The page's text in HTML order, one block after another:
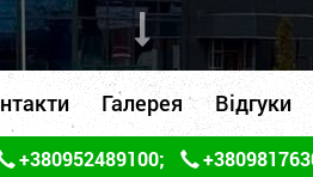
Галерея Відгуки
+380952489100;